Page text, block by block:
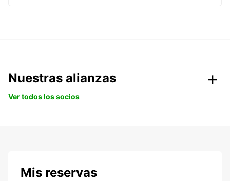
Nuestras alianzas
Ver todos los socios
Mis reservas